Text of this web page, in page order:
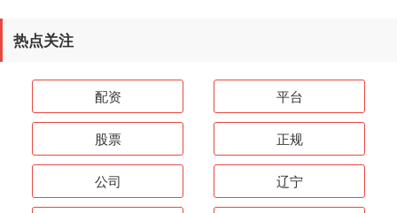
热点关注
配资 平台
股票 正规
公司 辽宁